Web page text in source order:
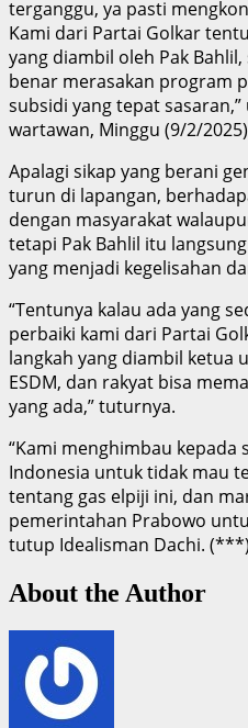
terganggu, ya pasti
Kami dari Partai Golkar
yang diambil oleh Pak
benar merasakan program
subsidi yang tepat
wartawan, Minggu (9/2/
Apalagi sikap yang berani
turun di lapangan,
dengan masyarakat
tetapi Pak Bahlil itu
yang menjadi kegelisahan
“Tentunya kalau ada yang
perbaiki kami dari Partai
langkah yang diambil ketua
ESDM, dan rakyat bisa
yang ada,” tuturnya.
“Kami menghimbau kepada
Indonesia untuk tidak mau
tentang gas elpiji ini, dan
pemerintahan Prabowo
tutup Idealisman Dachi. (***)
About the Author